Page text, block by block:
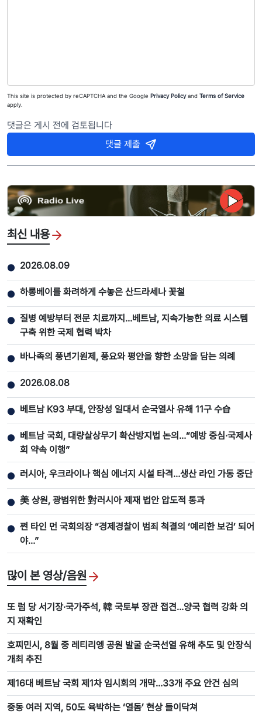
This site is protected by reCAPTCHA and the Google Privacy Policyand Terms of Service
apply.
댓글은 게시 전에 검토됩니다
댓글 제출
최신 내용
● 2026.08.09
● 하롱베이를 화려하게 수놓은 산드라세나 꽃철
● 질병 예방부터 전문 치료까지…베트남, 지속가능한 의료 시스템
구축 위한 국제 협력 박차
● 바나족의 풍년기원제, 풍요와 평안을 향한 소망을 담는 의례
● 2026.08.08
● 베트남 K93 부대, 안장성 일대서 순국열사 유해 11구 수습
● 베트남 국회, 대량살상무기 확산방지법 논의…“예방 중심·국제사
회 약속 이행”
● 러시아, 우크라이나 핵심 에너지 시설 타격…생산 라인 가동 중단
● 美 상원, 광범위한 對러시아 제재 법안 압도적 통과
● 쩐 타인 먼 국회의장 “경제경찰이 범죄 척결의 ‘예리한 보검’ 되어
야…”
많이 본 영상/음원
또 럼 당 서기장·국가주석, 韓 국토부 장관 접견…양국 협력 강화 의
지 재확인
호찌민시, 8월 중 레티리엥 공원 발굴 순국선열 유해 추도 및 안장식
개최 추진
제16대 베트남 국회 제1차 임시회의 개막…33개 주요 안건 심의
중동 여러 지역, 50도 육박하는 ‘열돔’ 현상 들이닥쳐